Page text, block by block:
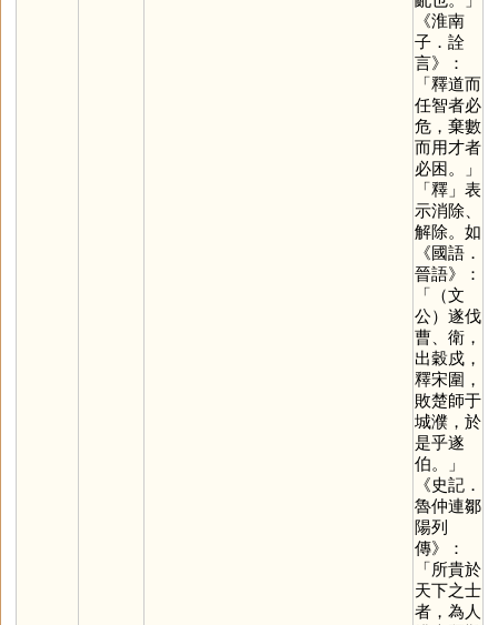
《淮南
子．詮
言》：
「釋道而
任智者必
危，棄數
而用才者
必困。」
「釋」表
示消除、
解除。如
《國語．
晉語》：
「（文
公）遂伐
曹、衛，
出穀戍，
釋宋圍，
敗楚師于
城濮，於
是乎遂
伯。」
《史記．
魯仲連鄒
陽列
傳》：
「所貴於
天下之士
者，為人